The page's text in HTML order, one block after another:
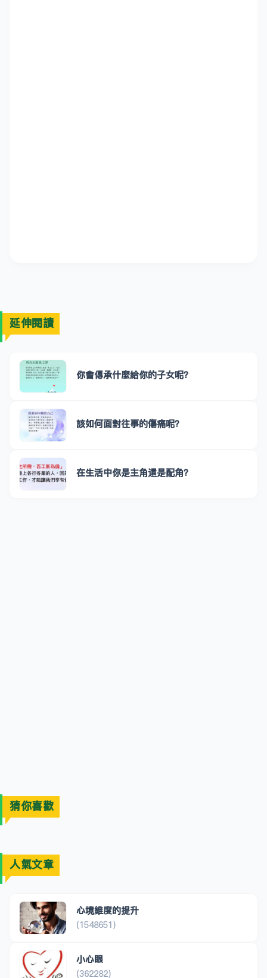
延伸閱讀
你會傳承什麼給你的子女呢？
該如何面對往事的傷痛呢？
在生活中你是主角還是配角？
猜你喜歡
人氣文章
心境維度的提升
(1548651)
小心眼
(362282)